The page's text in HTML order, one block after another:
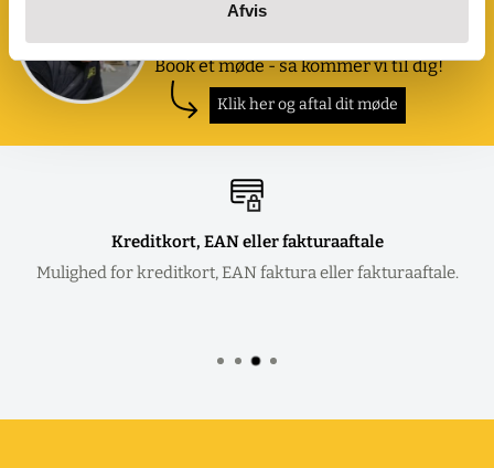
Afvis
Ønsker du at se eller prøve nogle af
vores produkter?
Book et møde - så kommer vi til dig!
Klik her og aftal dit møde
Kreditkort, EAN eller fakturaaftale
Mulighed for kreditkort, EAN faktura eller fakturaaftale.